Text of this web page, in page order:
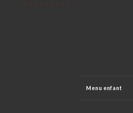
Menu enfant